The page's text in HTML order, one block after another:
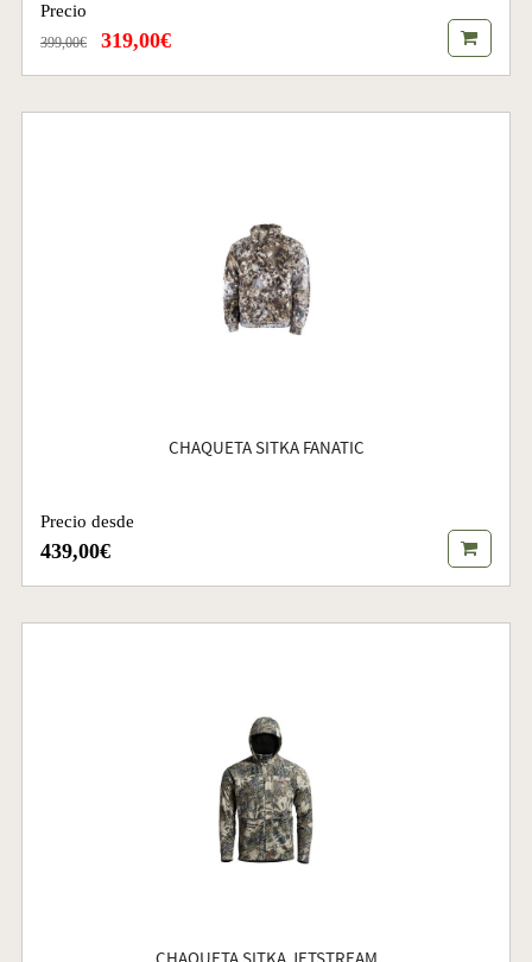
Precio
399,00€ 319,00€
CHAQUETA SITKA FANATIC
Precio desde
439,00€